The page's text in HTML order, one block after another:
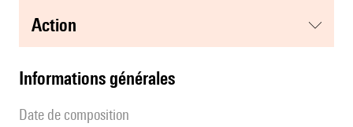
action
informations générales
date de composition